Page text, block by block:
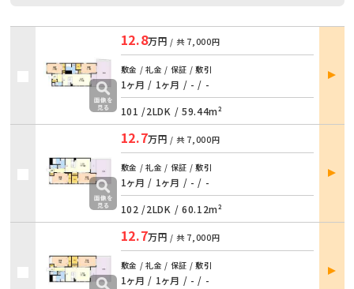
12.8万円 / 共 7,000円
敷金 / 礼金 / 保証 / 敷引
1ヶ月 / 1ヶ月 / - / -
101 /2LDK / 59.44m²
部屋
詳細
12.7万円 / 共 7,000円
敷金 / 礼金 / 保証 / 敷引
1ヶ月 / 1ヶ月 / - / -
102 /2LDK / 60.12m²
部屋
詳細
12.7万円 / 共 7,000円
敷金 / 礼金 / 保証 / 敷引
1ヶ月 / 1ヶ月 / - / -
部屋
詳細